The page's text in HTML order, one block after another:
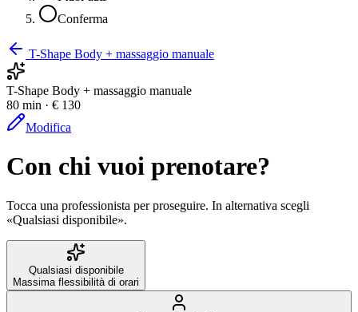
Conferma
T-Shape Body + massaggio manuale
T-Shape Body + massaggio manuale
80 min · € 130
Modifica
Con chi vuoi prenotare?
Tocca una professionista per proseguire. In alternativa scegli
«Qualsiasi disponibile».
Qualsiasi disponibile
Massima flessibilità di orari